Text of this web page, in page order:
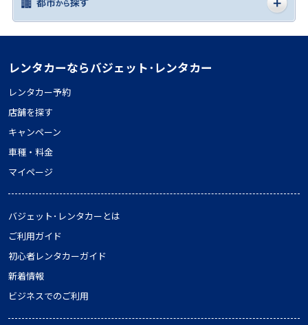
レンタカーならバジェット･レンタカー
レンタカー予約
店舗を探す
キャンペーン
車種・料金
マイページ
バジェット･レンタカーとは
ご利用ガイド
初心者レンタカーガイド
新着情報
ビジネスでのご利用